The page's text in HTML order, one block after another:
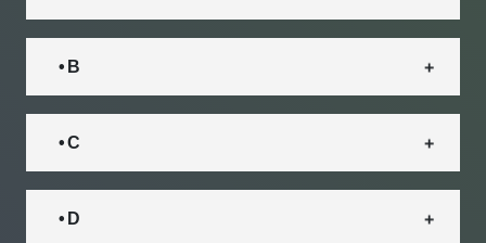
• B
• C
• D